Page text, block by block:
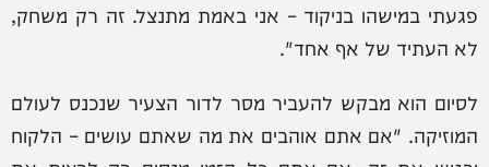
פגעתי במישהו בניקוד – אני באמת מתנצל. זה רק משחק,
לא העתיד של אף אחד".
לסיום הוא מבקש להעביר מסר לדור הצעיר שנכנס לעולם
המוזיקה. "אם אתם אוהבים את מה שאתם עושים – הלקוח